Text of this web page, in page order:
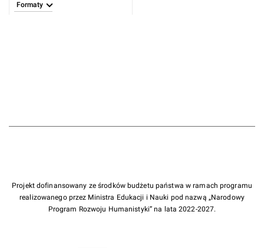
Formaty
Projekt dofinansowany ze środków budżetu państwa w ramach programu
realizowanego przez Ministra Edukacji i Nauki pod nazwą „Narodowy
Program Rozwoju Humanistyki” na lata 2022-2027.